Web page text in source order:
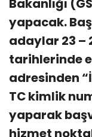
Bakanlığı
yapacak.
adaylar 23 –
tarihlerinde
adresinden
TC kimlik
yaparak
hizmet